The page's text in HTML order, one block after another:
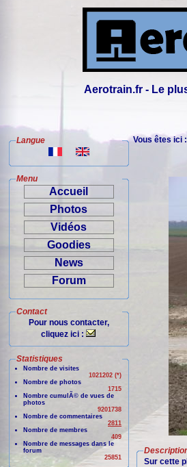
Aerotrain.fr - Le
Langue
Menu
Accueil
Photos
Vidéos
Goodies
News
Forum
Contact
Pour nous contacter,
cliquez ici :
Statistiques
Nombre de visites
1021202 (*)
Nombre de photos
1715
Nombre cumulÃ© de vues de
photos
9201738
Nombre de commentaires
2811
Nombre de membres
409
Nombre de messages dans le
forum
25851
Vous êtes ici :
Sur cette